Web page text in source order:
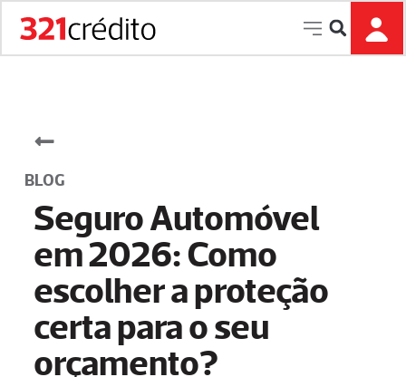
P
u
BLOG
Seguro Automóvel
em 2026: Como
escolher a proteção
certa para o seu
orçamento?